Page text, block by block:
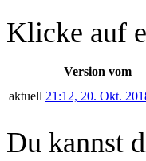
Klicke auf
Version vom
aktuell 21:12, 20. Okt.
Du kannst